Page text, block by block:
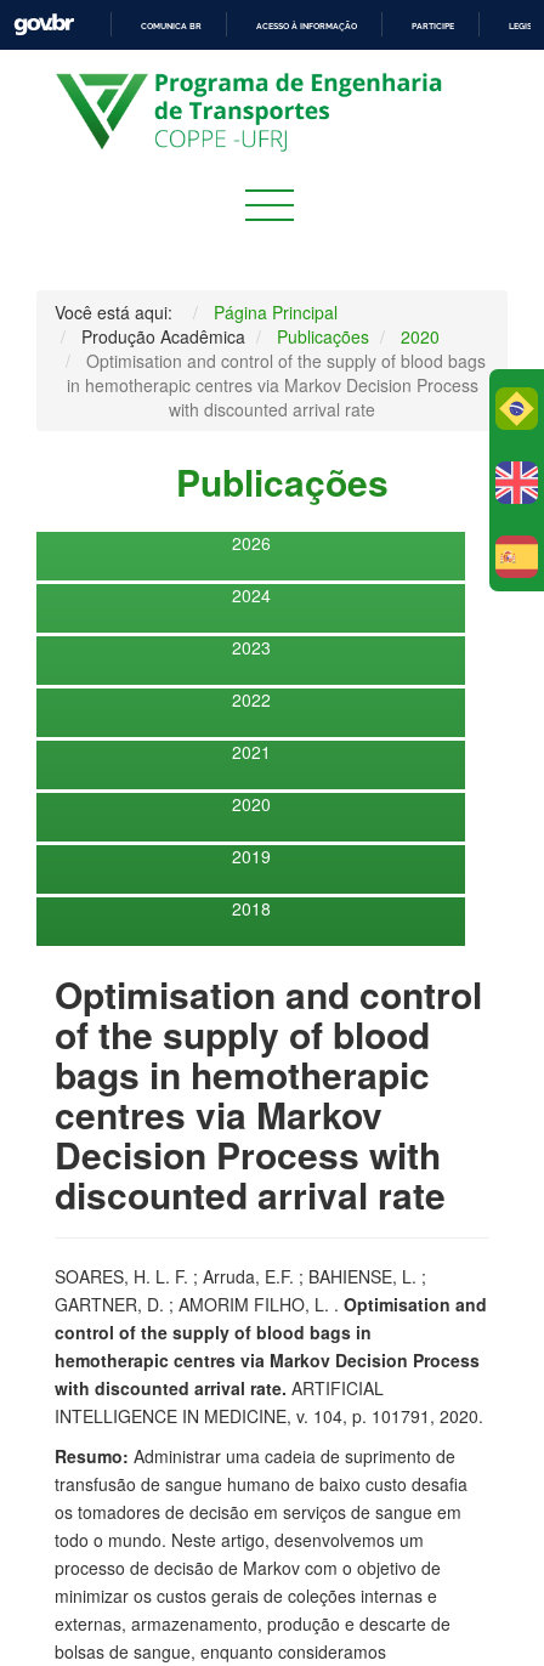
PARA
O
CONTEÚDO
COMUNICA BR ACESSO À INFORMAÇÃO PARTICIPE
Você está aqui:
Página Principal
Produção Acadêmica
Publicações
2020
Optimisation and control of the supply of blood bags
in hemotherapic centres via Markov Decision Process
with discounted arrival rate
Publicações
2026
2024
2023
2022
2021
2020
2019
2018
Optimisation and control
of the supply of blood
bags in hemotherapic
centres via Markov
Decision Process with
discounted arrival rate
SOARES, H. L. F. ; Arruda, E.F. ; BAHIENSE, L. ;
GARTNER, D. ; AMORIM FILHO, L. . Optimisation and
control of the supply of blood bags in
hemotherapic centres via Markov Decision Process
with discounted arrival rate. ARTIFICIAL
INTELLIGENCE IN MEDICINE, v. 104, p. 101791, 2020.
Resumo: Administrar uma cadeia de suprimento de
transfusão de sangue humano de baixo custo desafia
os tomadores de decisão em serviços de sangue em
todo o mundo. Neste artigo, desenvolvemos um
processo de decisão de Markov com o objetivo de
minimizar os custos gerais de coleções internas e
externas, armazenamento, produção e descarte de
bolsas de sangue, enquanto consideramos